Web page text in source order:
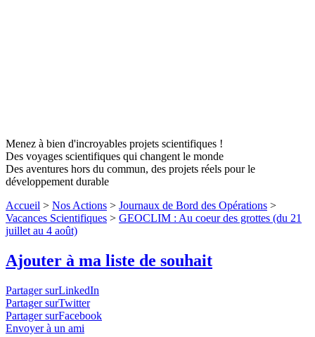
Menez à bien d'incroyables projets scientifiques !
Des voyages scientifiques qui changent le monde
Des aventures hors du commun, des projets réels pour le
développement durable
Accueil > Nos Actions > Journaux de Bord des Opérations >
Vacances Scientifiques > GEOCLIM : Au coeur des grottes (du 21
juillet au 4 août)
Ajouter à ma liste de souhait
Partager surLinkedIn
Partager surTwitter
Partager surFacebook
Envoyer à un ami